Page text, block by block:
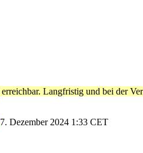
erreichbar. Langfristig und bei der
7. Dezember 2024 1:33 CET